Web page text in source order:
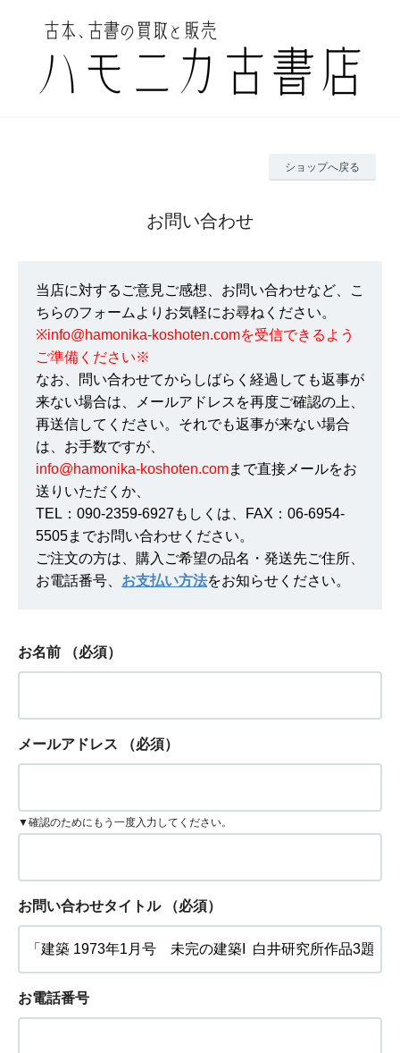
ショップへ戻る
お問い合わせ
当店に対するご意見ご感想、お問い合わせなど、こ
ちらのフォームよりお気軽にお尋ねください。
※info@hamonika-koshoten.comを受信できるよう
ご準備ください※
なお、問い合わせてからしばらく経過しても返事が
来ない場合は、メールアドレスを再度ご確認の上、
再送信してください。それでも返事が来ない場合
は、お手数ですが、
info@hamonika-koshoten.comまで直接メールをお
送りいただくか、
TEL：090-2359-6927もしくは、FAX：06-6954-
5505までお問い合わせください。
ご注文の方は、購入ご希望の品名・発送先ご住所、
お電話番号、 お支払い方法をお知らせください。
お名前 （必須）
メールアドレス （必須）
▼確認のためにもう一度入力してください。
お問い合わせタイトル （必須）
お電話番号